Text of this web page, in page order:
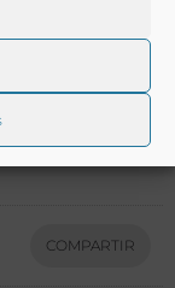
COMPARTIR